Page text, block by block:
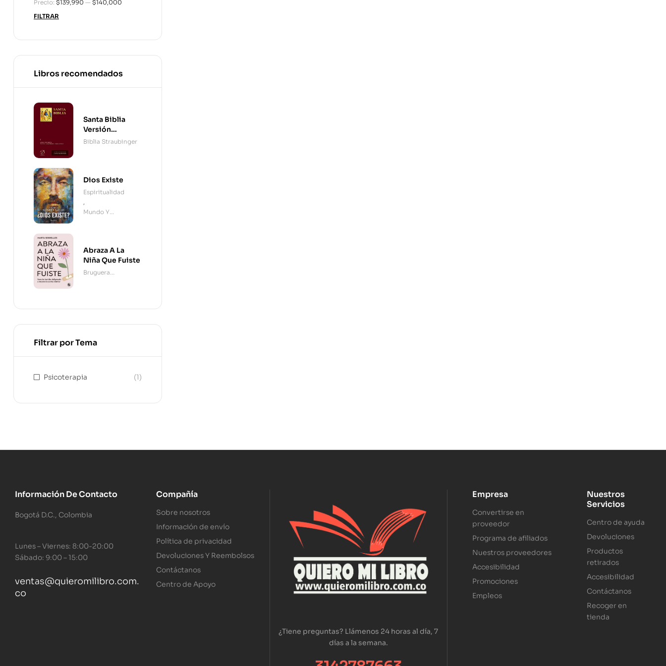
FILTRAR
Precio: $139,990 — $140,000
Libros recomendados
Santa Biblia
Versión
Straubinger - 2
Biblia Straubinger
Dios Existe
Espiritualidad
,
Mundo Y
Abraza A La
Niña Que Fuiste
Bruguera
Filtrar por Tema
Psicoterapia (1)
Información De Contacto
Bogotá D.C., Colombia
Lunes – Viernes: 8:00-20:00
Sábado: 9:00 – 15:00
ventas@quieromilibro.com.
co
Compañía
Sobre nosotros
Información de envío
Política de privacidad
Devoluciones Y Reembolsos
Contáctanos
Centro de Apoyo
¿Tiene preguntas? Llámenos 24 horas al día, 7
días a la semana.
Empresa
Convertirse en
proveedor
Programa de afiliados
Nuestros proveedores
Accesibilidad
Promociones
Empleos
Nuestros
Servicios
Centro de ayuda
Devoluciones
Productos
retirados
Accesibilidad
Contáctanos
Recoger en
tienda